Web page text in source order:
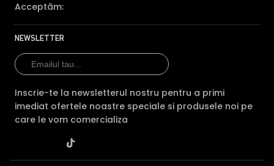
Acceptăm:
NEWSLETTER
Inscrie-te la newsletterul nostru pentru a primi
imediat ofertele noastre speciale si produsele noi pe
care le vom comercializa